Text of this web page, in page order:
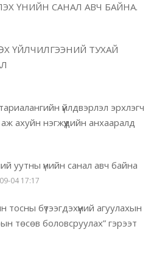
ҮНИЙН САНАЛ АВЧ БАЙНА.
ҮЙЛЧИЛГЭЭНИЙ ТУХАЙ
үйлдвэрлэл эрхлэгч
ахуйн нэгжүүдийн анхааралд
уутны үнийн санал авч байна
04 17:17
тосны бүтээгдэхүүний агуулахын
төсөв боловсруулах” гэрээт